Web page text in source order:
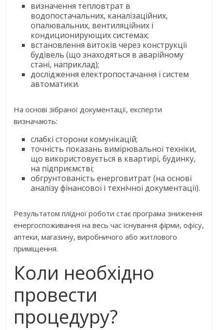
визначення тепловтрат в
водопостачальних, каналізаційних,
опалювальних, вентиляційних і
кондиционирующих системах;
встановлення витоків через конструкції
будівель (що знаходяться в аварійному
стані, наприклад);
дослідження електропостачання і систем
автоматики.
На основі зібраної документації, експерти
визначають:
слабкі сторони комунікацій;
точність показань вимірювальної техніки,
що використовується в квартирі, будинку,
на підприємстві;
обгрунтованість енерговитрат (на основі
аналізу фінансової і технічної документації).
Результатом плідної роботи стає програма зниження
енергоспоживання на весь час існування фірми, офісу,
аптеки, магазину, виробничого або житлового
приміщення.
Коли необхідно
провести
процедуру?